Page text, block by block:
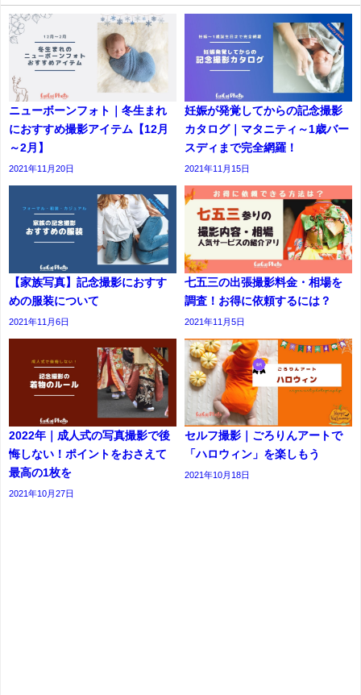
ニューボーンフォト｜冬生まれ
におすすめ撮影アイテム【12月
～2月】
2021年11月20日
妊娠が発覚してからの記念撮影
カタログ｜マタニティ～1歳バー
スディまで完全網羅！
2021年11月15日
【家族写真】記念撮影におすす
めの服装について
2021年11月6日
七五三の出張撮影料金・相場を
調査！お得に依頼するには？
2021年11月5日
2022年｜成人式の写真撮影で後
悔しない！ポイントをおさえて
最高の1枚を
2021年10月27日
セルフ撮影｜ごろりんアートで
「ハロウィン」を楽しもう
2021年10月18日